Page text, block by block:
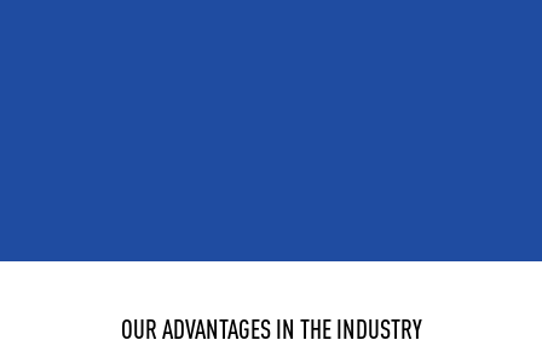
OUR ADVANTAGES IN THE INDUSTRY